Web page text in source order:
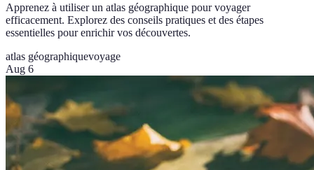
Apprenez à utiliser un atlas géographique pour voyager
efficacement. Explorez des conseils pratiques et des étapes
essentielles pour enrichir vos découvertes.
atlas géographiquevoyage
Aug 6